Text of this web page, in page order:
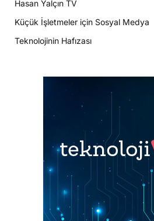
Hasan Yalçın TV
Küçük İşletmeler için Sosyal Medya
Teknolojinin Hafızası